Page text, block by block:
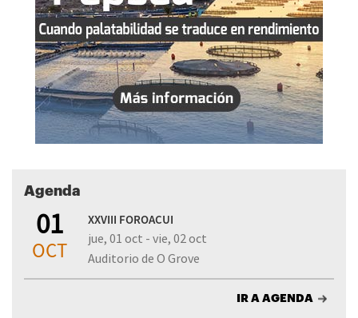
Agenda
01
OCT
XXVIII FOROACUI
jue, 01 oct - vie, 02 oct
Auditorio de O Grove
IR A AGENDA